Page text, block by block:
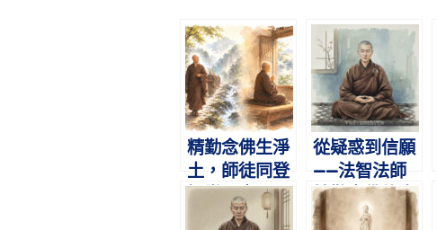
精勤念佛生淨
土，師徒同登
極樂國｜明
證、真定法師
從疑惑到信願
——法智法師
精勤念佛往生
記｜淨土聖賢